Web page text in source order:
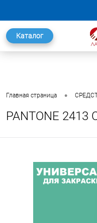
Каталог
Главная страница •
PANTONE